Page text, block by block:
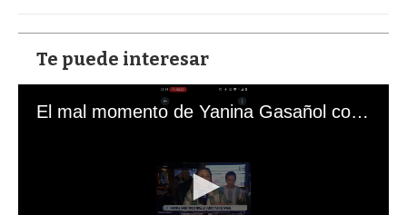
Te puede interesar
El mal momento de Yanina Gasañol con un hincha argentino en "Subrayado"